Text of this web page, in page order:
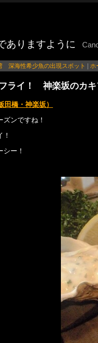
ありますように
深海性希少魚の出現スポット ホ
ライ！ 神楽坂のカキ
橋・神楽坂）
ンですね！
ー！